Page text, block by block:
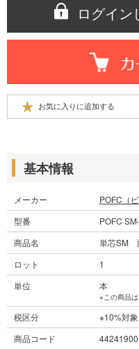
ログイン
基本情報
メーカー
POFC（
型番
POFC
商品名
単芯SM
ロット
1
単位
本
※この商品は
税区分
※10%対象
商品コード
44241900